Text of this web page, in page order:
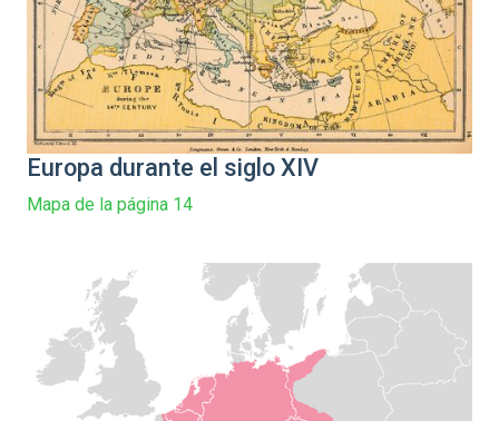
Europa durante el siglo XIV
Mapa de la página 14